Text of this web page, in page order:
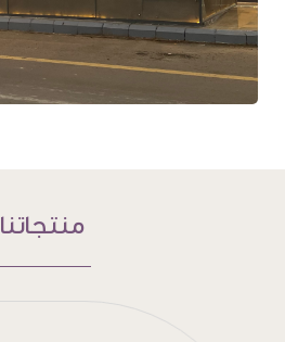
منتجاتنا